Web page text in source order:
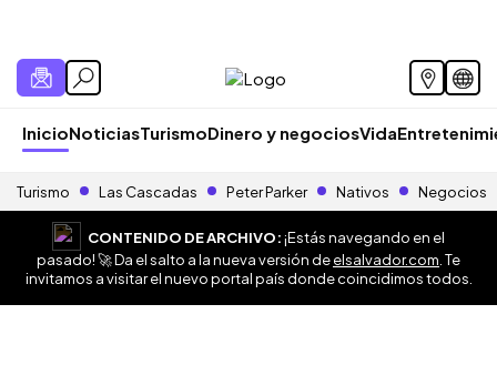
InicioNoticiasTurismoDinero y negociosVida
Turismo Las Cascadas Peter Parker Nativos Negocios
CONTENIDO DE ARCHIVO:¡Estás navegando en el
pasado! 🚀 Da el salto a la nueva versión deelsalvador.com . Te
invitamos a visitar el nuevo portal país donde coincidimos todos.